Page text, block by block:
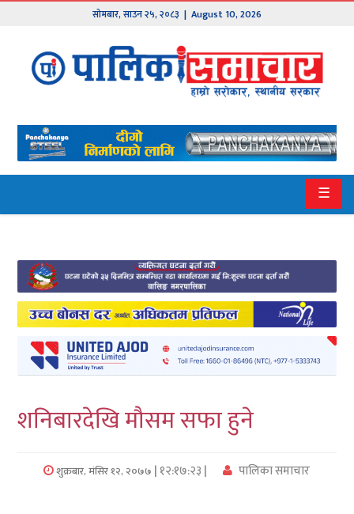
सोमबार,साउन२५,२०८३ | August 10, 2026
मुख्य
समाचार
हाम्रो
पालिका
१
२
बागमती
गण्डकी
कर्णाली
सुदुरपश्चिम
☰
शनिबारदेखि मौसम सफा हुने
शुक्रबार, मंसिर १२, २०७७ | १२:१७:२३ | पालिका समाचार